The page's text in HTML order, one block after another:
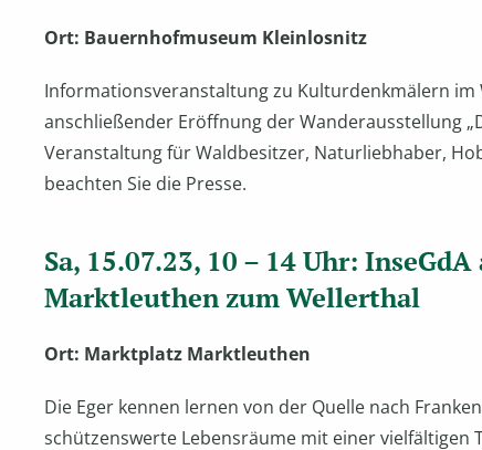
Ort: Bauernhofmuseum Kleinlosnitz
Informationsveranstaltung zu Kulturdenkmälern im
anschließender Eröffnung der Wanderausstellung
Veranstaltung für Waldbesitzer, Naturliebhaber,
beachten Sie die Presse.
Sa, 15.07.23, 10 – 14 Uhr:
Marktleuthen zum Wellerthal
Ort: Marktplatz Marktleuthen
Die Eger kennen lernen von der Quelle nach
schützenswerte Lebensräume mit einer vielfältigen